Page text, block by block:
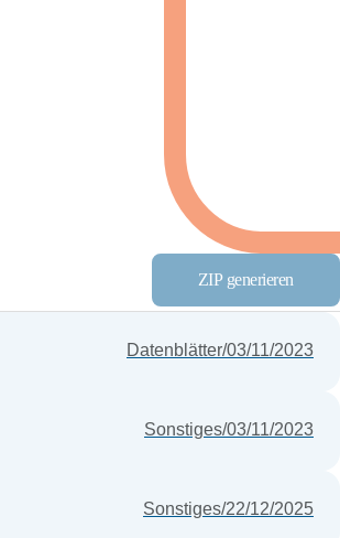
ZIP generieren
Datenblätter/03/11/2023
Sonstiges/03/11/2023
Sonstiges/22/12/2025